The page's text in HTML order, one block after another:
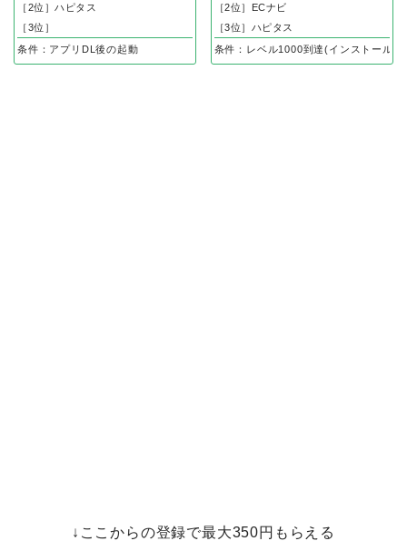
［2位］ハピタス
［3位］
条件：アプリDL後の起動
［2位］ECナビ
［3位］ハピタス
条件：レベル1000到達(インストール後
↓ここからの登録で最大350円もらえる